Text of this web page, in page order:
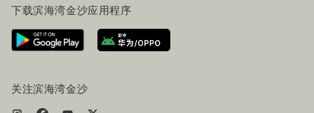
联系我们
行程规划
路线指引
服务设施
下载滨海湾金沙应用程序
关注滨海湾金沙